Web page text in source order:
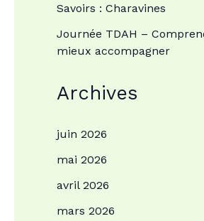
Savoirs : Charavines
Journée TDAH –
mieux accompagner
Archives
juin 2026
mai 2026
avril 2026
mars 2026